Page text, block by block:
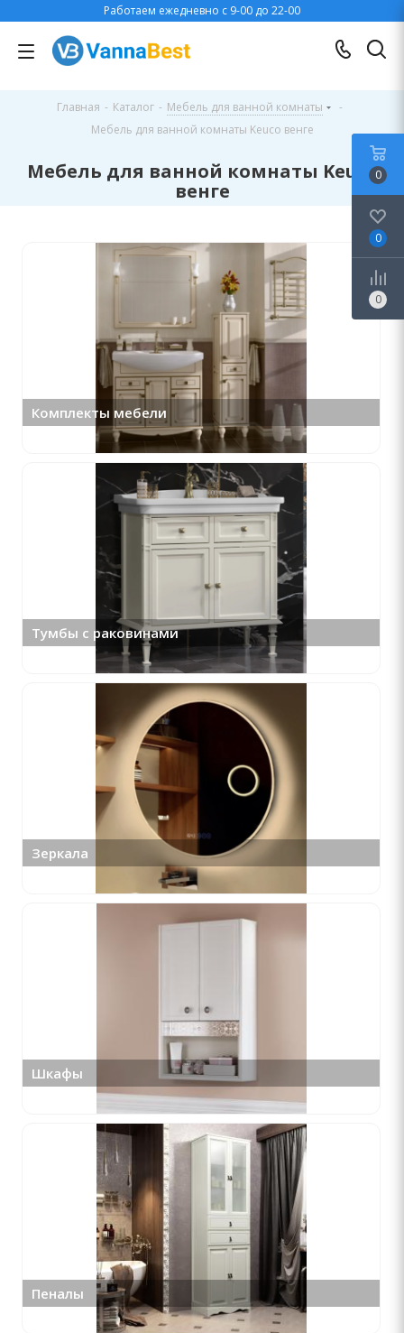
Работаем ежедневно с 9-00 до 22-00
Главная - Каталог - Мебель для ванной комнаты
-
Мебель для ванной комнаты Keuco венге
Мебель для ванной комнаты Keuco
венге
Комплекты мебели
Тумбы с раковинами
Зеркала
Шкафы
Пеналы
0
0
0